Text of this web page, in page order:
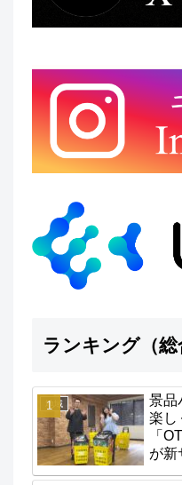
ランキング（総
地域
景品
楽
「
が新